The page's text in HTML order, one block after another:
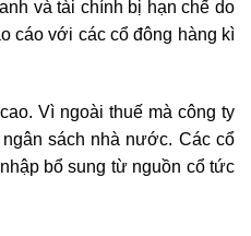
và tài chính bị hạn chế do
cáo với các cổ đông hàng kì
Vì ngoài thuế mà công ty
sách nhà nước. Các cổ
bổ sung từ nguồn cổ tức